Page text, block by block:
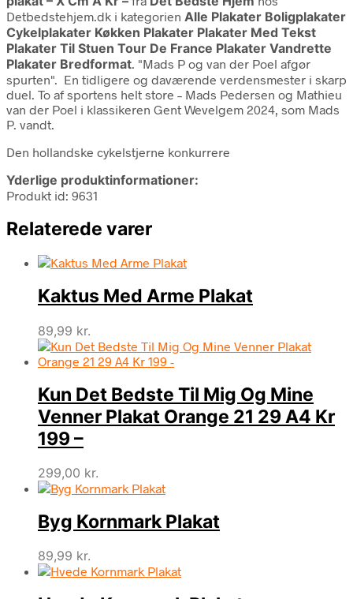
Detbedstehjem.dk i kategorien Alle Plakater Boligplakater
Cykelplakater Køkken Plakater Plakater Med Tekst
Plakater Til Stuen Tour De France Plakater Vandrette
Plakater Bredformat. "Mads P og van der Poel afgør
spurten". En tidligere og daværende verdensmester i skarp
duel. To af sportens helt store – Mads Pedersen og Mathieu
van der Poel i klassikeren Gent Wevelgem 2024, som Mads
P. vandt.
Den hollandske cykelstjerne konkurrere
Yderlige produktinformationer:
Produkt id: 9631
Relaterede varer
Kaktus Med Arme Plakat
89,99 kr.
Kun Det Bedste Til Mig Og Mine
Venner Plakat Orange 21 29 A4 Kr
199 –
299,00 kr.
Byg Kornmark Plakat
89,99 kr.